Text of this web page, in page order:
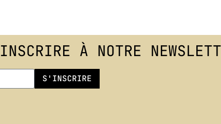
À NOTRE
S'INSCRIRE